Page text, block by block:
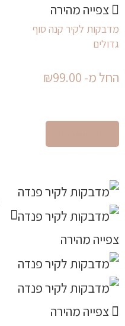
צפייה מהירה
מדבקות לקיר קנה סוף
גדולים
החל מ- ₪99.00
צפייה מהירה
צפייה מהירה